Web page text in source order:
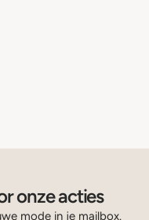
onze acties
mode in je mailbox.